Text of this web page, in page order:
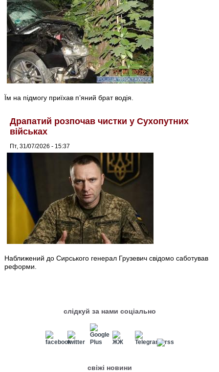
Їм на підмогу приїхав п’яний брат водія.
Драпатий розпочав чистки у Сухопутних
військах
Пт, 31/07/2026 - 15:37
Наближений до Сирського генерал Грузевич свідомо саботував
реформи.
слідкуй за нами соціально
свіжі новини